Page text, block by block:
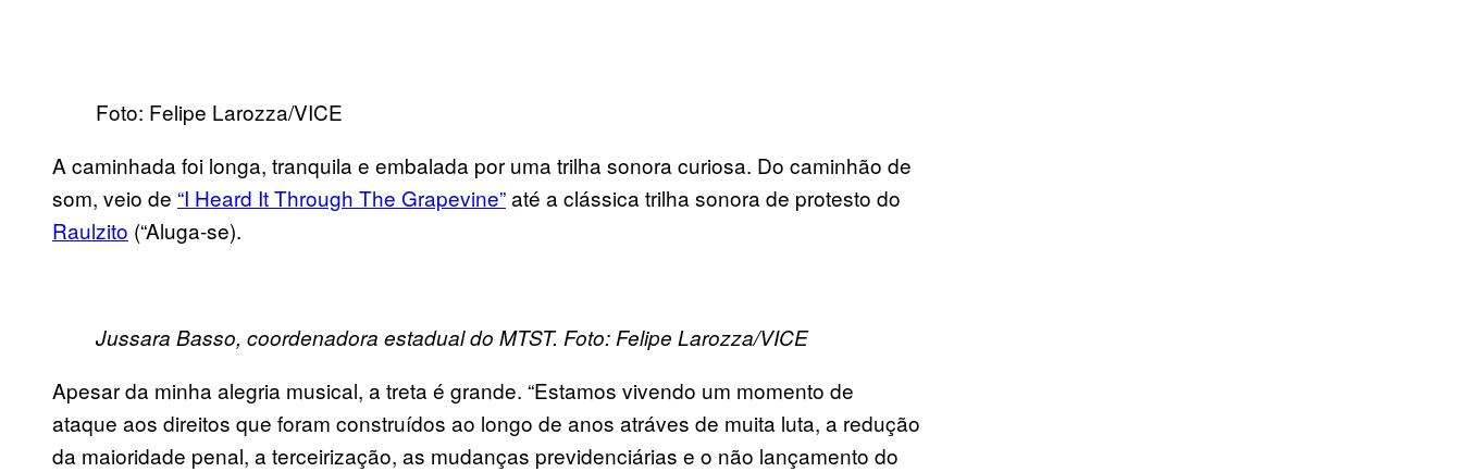
Foto: Felipe Larozza/VICE
A caminhada foi longa, tranquila e embalada por uma trilha sonora curiosa. Do caminhão de
som, veio de “I Heard It Through The Grapevine”até a clássica trilha sonora de protesto do
Raulzito (“Aluga-se).
Jussara Basso, coordenadora estadual do MTST. Foto: Felipe Larozza/VICE
Apesar da minha alegria musical, a treta é grande. “Estamos vivendo um momento de
ataque aos direitos que foram construídos ao longo de anos atráves de muita luta, a redução
da maioridade penal, a terceirização, as mudanças previdenciárias e o não lançamento do